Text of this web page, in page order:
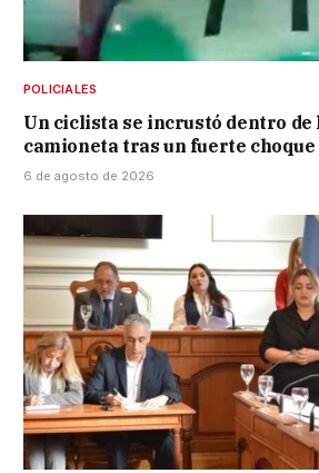
POLICIALES
Un ciclista se incrustó dentro de
camioneta tras un fuerte choque
6 de agosto de 2026